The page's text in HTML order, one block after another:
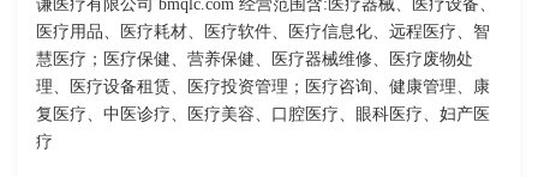
谦医疗有限公司 bmqlc.com 经营范围含:医疗器械、医疗设备、
医疗用品、医疗耗材、医疗软件、医疗信息化、远程医疗、智
慧医疗；医疗保健、营养保健、医疗器械维修、医疗废物处
理、医疗设备租赁、医疗投资管理；医疗咨询、健康管理、康
复医疗、中医诊疗、医疗美容、口腔医疗、眼科医疗、妇产医
疗